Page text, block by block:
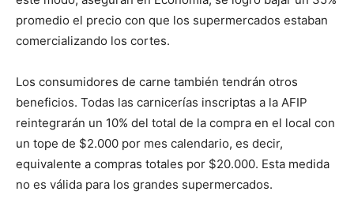
promedio el precio con que los supermercados estaban
comercializando los cortes.
Los consumidores de carne también tendrán otros
beneficios. Todas las carnicerías inscriptas a la AFIP
reintegrarán un 10% del total de la compra en el local con
un tope de $2.000 por mes calendario, es decir,
equivalente a compras totales por $20.000. Esta medida
no es válida para los grandes supermercados.